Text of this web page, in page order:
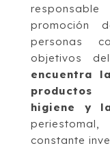
promoción
personas
objetivos
encuentra
higiene y
constante